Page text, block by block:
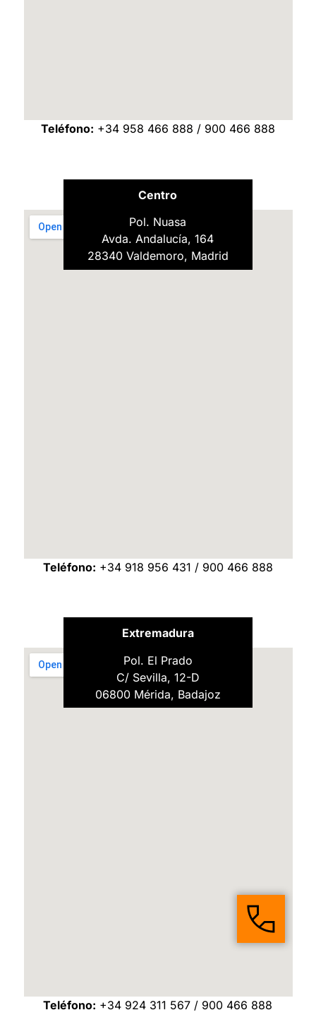
Teléfono: +34 958 466 888 / 900 466 888
Centro
Pol. Nuasa
Avda. Andalucía, 164
28340 Valdemoro, Madrid
Teléfono: +34 918 956 431 / 900 466 888
Extremadura
Pol. El Prado
C/ Sevilla, 12-D
06800 Mérida, Badajoz
Teléfono: +34 924 311 567 / 900 466 888